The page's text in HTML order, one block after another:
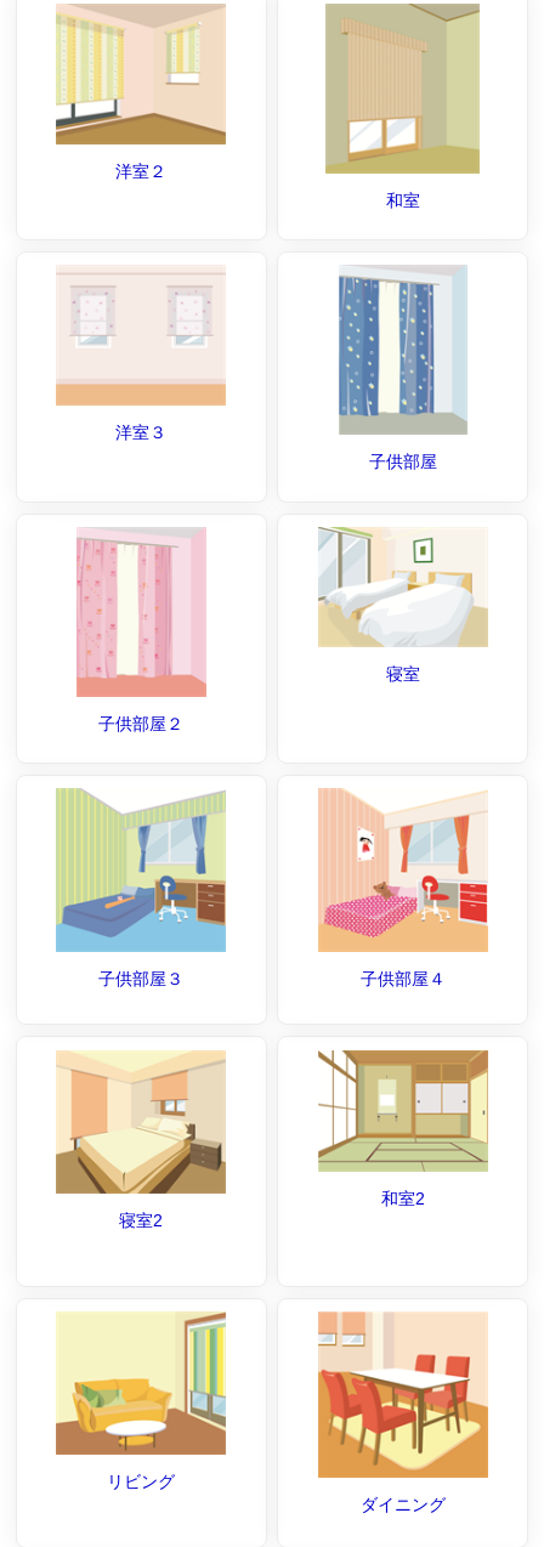
洋室２
和室
洋室３
子供部屋
子供部屋２
寝室
子供部屋３ 子供部屋４
寝室2
和室2
リビング
ダイニング